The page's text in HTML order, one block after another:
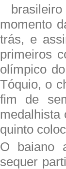
momento
trás, e
primeiros
olímpico
Tóquio, o
fim de
medalhista
quinto
O baiano
sequer